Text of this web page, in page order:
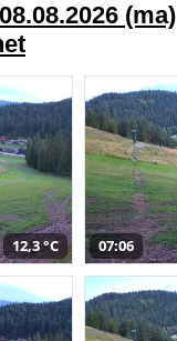
(ma)
12,3 °C 07:06